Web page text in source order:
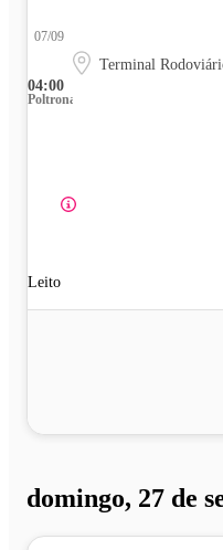
04:00
07/09
Terminal
Poltrona
Leito
domingo, 27 de